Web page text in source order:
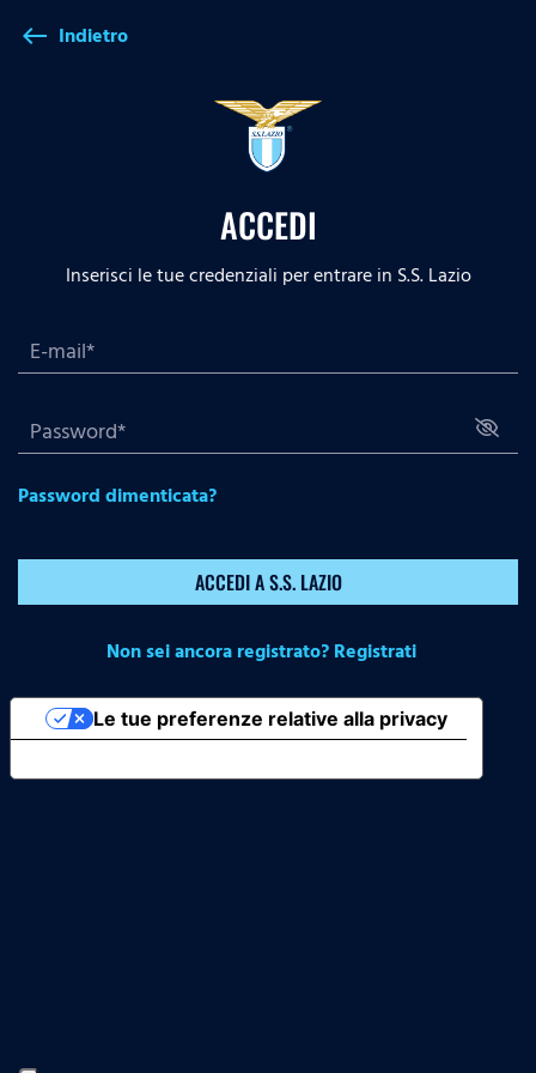
west Indietro
ACCEDI
Inserisci le tue credenziali per entrare in S.S. Lazio
Password dimenticata?
ACCEDI A S.S. LAZIO
Non sei ancora registrato? Registrati
Le tue preferenze relative alla privacy